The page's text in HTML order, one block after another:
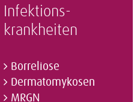
Infektions­
krankheiten
Borreliose
Dermatomykosen
MRGN